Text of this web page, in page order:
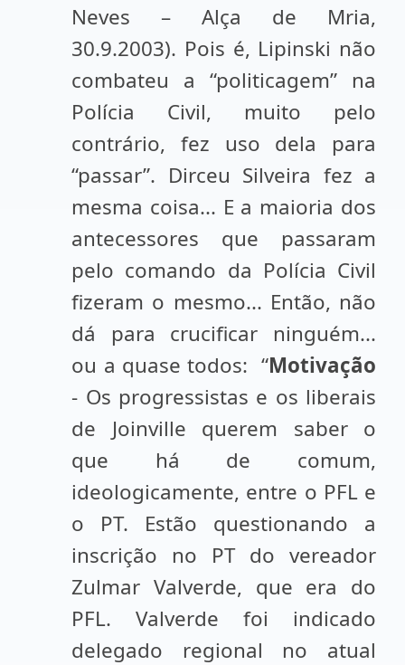
Neves – Alça de Mria,
30.9.2003). Pois é, Lipinski não
combateu a “politicagem” na
Polícia Civil, muito pelo
contrário, fez uso dela para
“passar”. Dirceu Silveira fez a
mesma coisa... E a maioria dos
antecessores que passaram
pelo comando da Polícia Civil
fizeram o mesmo... Então, não
dá para crucificar ninguém...
ou a quase todos: “Motivação
- Os progressistas e os liberais
de Joinville querem saber o
que há de comum,
ideologicamente, entre o PFL e
o PT. Estão questionando a
inscrição no PT do vereador
Zulmar Valverde, que era do
PFL. Valverde foi indicado
delegado regional no atual